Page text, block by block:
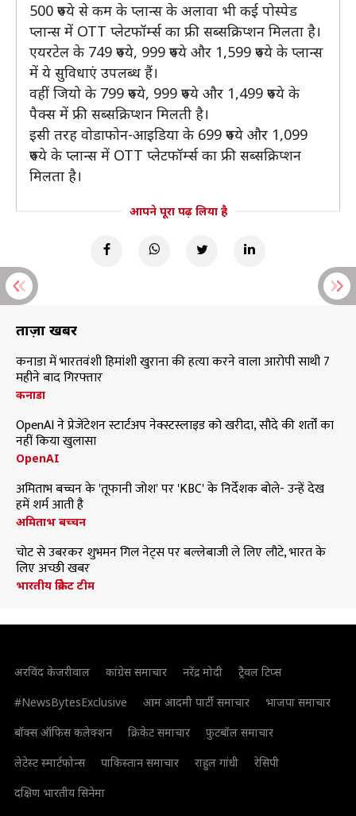
500 रुपये से कम के प्लान्स के अलावा भी कई पोस्पेड
प्लान्स में OTT प्लेटफॉर्म्स का फ्री सब्सक्रिप्शन मिलता है।
एयरटेल के 749 रुपये, 999 रुपये और 1,599 रुपये के प्लान्स
में ये सुविधाएं उपलब्ध हैं।
वहीं जियो के 799 रुपये, 999 रुपये और 1,499 रुपये के
पैक्स में फ्री सब्सक्रिप्शन मिलती है।
इसी तरह वोडाफोन-आइडिया के 699 रुपये और 1,099
रुपये के प्लान्स में OTT प्लेटफॉर्म्स का फ्री सब्सक्रिप्शन
मिलता है।
आपने पूरा पढ़ लिया है
ताज़ा खबरें
कनाडा में भारतवंशी हिमांशी खुराना की हत्या करने वाला आरोपी साथी 7
महीने बाद गिरफ्तार
कनाडा
OpenAI ने प्रेजेंटेशन स्टार्टअप नेक्स्टस्लाइड को खरीदा, सौदे की शर्तों का
नहीं किया खुलासा
OpenAI
अमिताभ बच्चन के 'तूफानी जोश' पर 'KBC' के निर्देशक बोले- उन्हें देख
हमें शर्म आती है
अमिताभ बच्चन
चोट से उबरकर शुभमन गिल नेट्स पर बल्लेबाजी ले लिए लौटे, भारत के
लिए अच्छी खबर
भारतीय क्रिकेट टीम
अरविंद केजरीवाल कांग्रेस समाचार नरेंद्र मोदी
ट्रैवल टिप्स
#NewsBytesExclusive
आम आदमी पार्टी समाचार
भाजपा समाचार
बॉक्स ऑफिस कलेक्शन
क्रिकेट समाचार
फुटबॉल समाचार
लेटेस्ट स्मार्टफोन्स
पाकिस्तान समाचार राहुल गांधी
रेसिपी
दक्षिण भारतीय सिनेमा